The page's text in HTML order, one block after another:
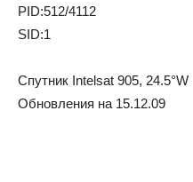
PID:512/4112
SID:1
Спутник Intelsat 905, 24.5°W
Обновления на 15.12.09